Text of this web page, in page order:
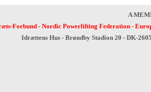
A
Forbund- Nordic Powerlifting Federation-
Idrættens Hus - Brøndby Stadion 20 - DK-